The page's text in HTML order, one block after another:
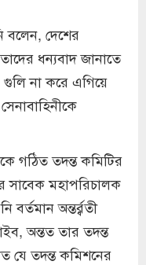
বলেন, দেশের
ধন্যবাদ জানাতে
না করে এগিয়ে
গঠিত তদন্ত কমিটির
সাবেক মহাপরিচালক
বর্তমান অন্তর্র্বতী
অন্তত তার তদন্ত
যে তদন্ত কমিশনের